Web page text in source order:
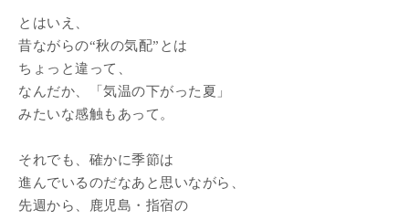
とはいえ、
昔ながらの“秋の気配”とは
ちょっと違って、
なんだか、「気温の下がった夏」
みたいな感触もあって。
それでも、確かに季節は
進んでいるのだなあと思いながら、
先週から、鹿児島・指宿の